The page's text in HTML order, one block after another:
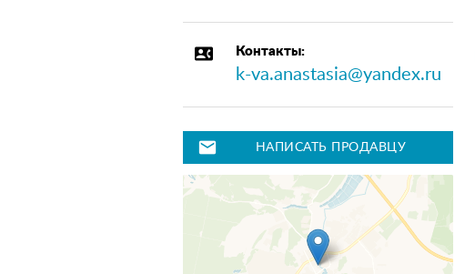
contact_phone Контакты:
k-va.anastasia@yandex.ru
mail НАПИСАТЬ ПРОДАВЦУ